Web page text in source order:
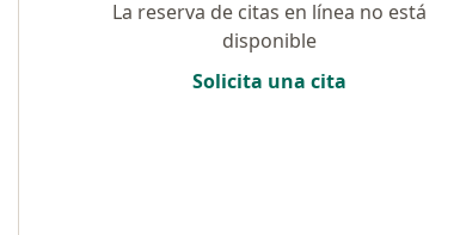
La reserva de citas en línea no está
disponible
Solicita una cita